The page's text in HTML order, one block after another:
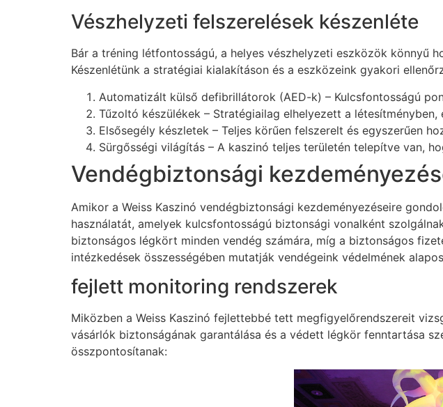
Vészhelyzeti felszerelések készenléte
Bár a tréning létfontosságú, a helyes vészhelyzeti eszközök könnyű
Készenlétünk a stratégiai kialakításon és a eszközeink gyakori
Automatizált külső defibrillátorok (AED-k) – Kulcsfontosságú
Tűzoltó készülékek – Stratégiailag elhelyezett a
Elsősegély készletek – Teljes körűen felszerelt és egyszerűen
Sürgősségi világítás – A kaszinó teljes területén telepítve van,
Vendégbiztonsági
Amikor a Weiss Kaszinó vendégbiztonsági kezdeményezéseire
használatát, amelyek kulcsfontosságú biztonsági vonalként
biztonságos légkört minden vendég számára, míg a biztonságos
intézkedések összességében mutatják vendégeink védelmének
fejlett monitoring rendszerek
Miközben a Weiss Kaszinó fejlettebbé tett megfigyelőrendszereit
vásárlók biztonságának garantálása és a védett légkör fenntartása
összpontosítanak: